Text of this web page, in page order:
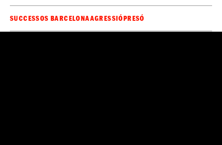
SUCCESSOS BARCELONAAGRESSIÓPRESÓ